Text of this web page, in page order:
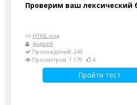
Проверим ваш лексический
HTML-код
Андрей
Прохождений: 243
Просмотров: 1 179
4
Пройти тест